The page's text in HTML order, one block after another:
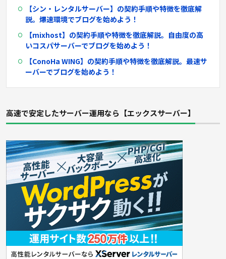
【シン・レンタルサーバー】の契約手順や特徴を徹底解
説。爆速環境でブログを始めよう！
【mixhost】 の契約手順や特徴を徹底解説。自由度の高
いコスパサーバーでブログを始めよう！
【ConoHa WING】 の契約手順や特徴を徹底解説。最速サ
ーバーでブログを始めよう！
高速で安定したサーバー運用なら【エックスサーバー】